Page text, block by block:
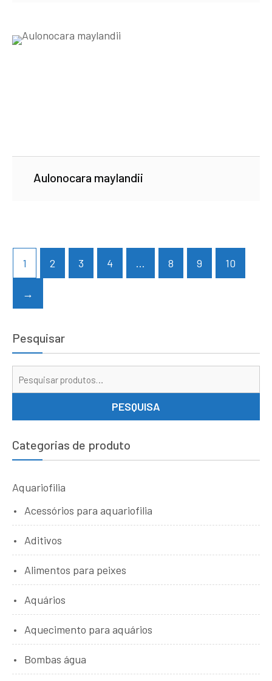
Aulonocara maylandii
1 2 3 4 … 8 9 10
→
Pesquisar
PESQUISA
Categorias de produto
Aquariofilia
Acessórios para aquariofilia
Aditivos
Alimentos para peixes
Aquários
Aquecimento para aquários
Bombas água